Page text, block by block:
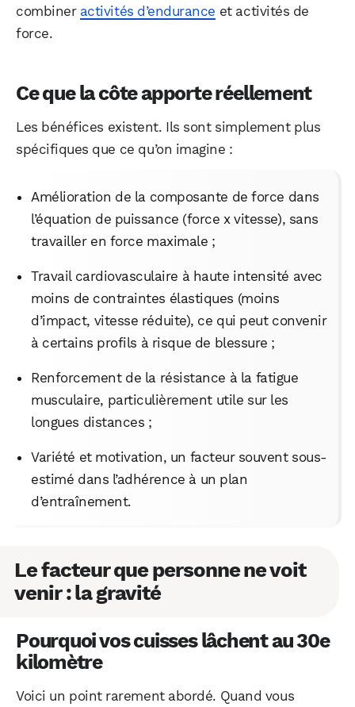
combiner activités d’endurance et activités de
force.
Ce que la côte apporte réellement
Les bénéfices existent. Ils sont simplement plus
spécifiques que ce qu’on imagine :
Amélioration de la composante de force dans
l’équation de puissance (force x vitesse), sans
travailler en force maximale ;
Travail cardiovasculaire à haute intensité avec
moins de contraintes élastiques (moins
d’impact, vitesse réduite), ce qui peut convenir
à certains profils à risque de blessure ;
Renforcement de la résistance à la fatigue
musculaire, particulièrement utile sur les
longues distances ;
Variété et motivation, un facteur souvent sous-
estimé dans l’adhérence à un plan
d’entraînement.
Le facteur que personne ne voit
venir : la gravité
Pourquoi vos cuisses lâchent au 30e
kilomètre
Voici un point rarement abordé. Quand vous